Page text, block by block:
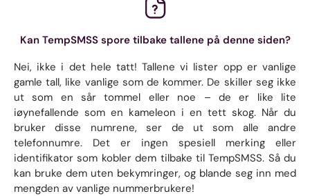
Kan TempSMSS spore tilbake tallene på denne siden?
Nei, ikke i det hele tatt! Tallene vi lister opp er vanlige
gamle tall, like vanlige som de kommer. De skiller seg ikke
ut som en sår tommel eller noe – de er like lite
iøynefallende som en kameleon i en tett skog. Når du
bruker disse numrene, ser de ut som alle andre
telefonnumre. Det er ingen spesiell merking eller
identifikator som kobler dem tilbake til TempSMSS. Så du
kan bruke dem uten bekymringer, og blande seg inn med
mengden av vanlige nummerbrukere!